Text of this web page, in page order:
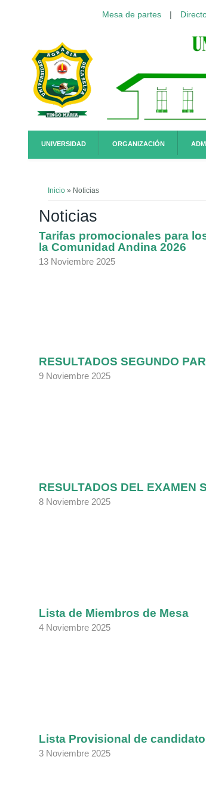
Mesa de partes |
UNIVERSIDAD ORGANIZACIÓN
Inicio » Noticias
Noticias
Tarifas promocionales para
la Comunidad Andina 2026
13 Noviembre 2025
RESULTADOS SEGUNDO
9 Noviembre 2025
RESULTADOS DEL EXAMEN
8 Noviembre 2025
Lista de Miembros de Mesa
4 Noviembre 2025
Lista Provisional de
3 Noviembre 2025